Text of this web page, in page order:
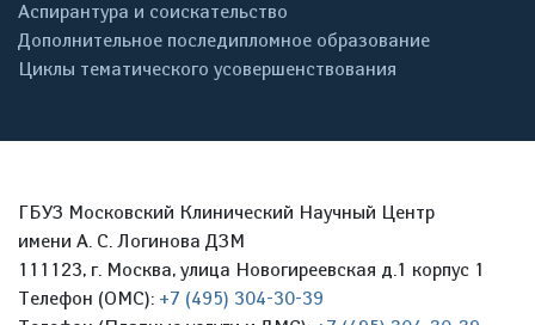
Аспирантура и соискательство
Дополнительное последипломное образование
Циклы тематического усовершенствования
ГБУЗ Московский Клинический Научный Центр
имени А. С. Логинова ДЗМ
111123, г. Москва, улица Новогиреевская д.1 корпус 1
Телефон (ОМС): +7 (495) 304-30-39